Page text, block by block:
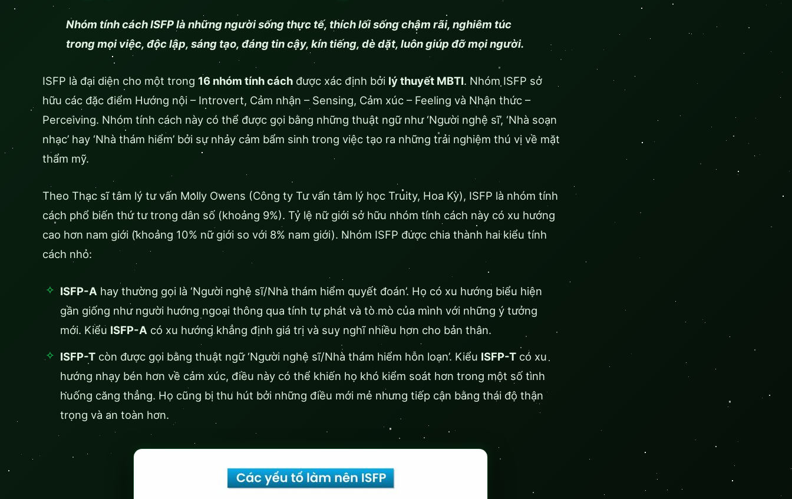
Nhóm tính cách ISFP là những người sống thực tế, thích lối sống chậm rãi, nghiêm túc
trong mọi việc, độc lập, sáng tạo, đáng tin cậy, kín tiếng, dè dặt, luôn giúp đỡ mọi người.
ISFP là đại diện cho một trong 16 nhóm tính cách được xác định bởi lý thuyết MBTI. Nhóm ISFP sở
hữu các đặc điểm Hướng nội – Introvert, Cảm nhận – Sensing, Cảm xúc – Feeling và Nhận thức –
Perceiving. Nhóm tính cách này có thể được gọi bằng những thuật ngữ như ‘Người nghệ sĩ’, ‘Nhà soạn
nhạc’ hay ‘Nhà thám hiểm’ bởi sự nhảy cảm bẩm sinh trong việc tạo ra những trải nghiệm thú vị về mặt
thẩm mỹ.
Theo Thạc sĩ tâm lý tư vấn Molly Owens (Công ty Tư vấn tâm lý học Truity, Hoa Kỳ), ISFP là nhóm tính
cách phổ biến thứ tư trong dân số (khoảng 9%). Tỷ lệ nữ giới sở hữu nhóm tính cách này có xu hướng
cao hơn nam giới (khoảng 10% nữ giới so với 8% nam giới). Nhóm ISFP được chia thành hai kiểu tính
cách nhỏ:
ISFP-A hay thường gọi là ‘Người nghệ sĩ/Nhà thám hiểm quyết đoán’. Họ có xu hướng biểu hiện
gần giống như người hướng ngoại thông qua tính tự phát và tò mò của mình với những ý tưởng
mới. Kiểu ISFP-A có xu hướng khẳng định giá trị và suy nghĩ nhiều hơn cho bản thân.
ISFP-T còn được gọi bằng thuật ngữ ‘Người nghệ sĩ/Nhà thám hiểm hỗn loạn’. Kiểu ISFP-T có xu
hướng nhạy bén hơn về cảm xúc, điều này có thể khiến họ khó kiểm soát hơn trong một số tình
huống căng thẳng. Họ cũng bị thu hút bởi những điều mới mẻ nhưng tiếp cận bằng thái độ thận
trọng và an toàn hơn.